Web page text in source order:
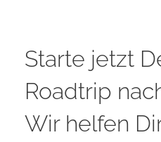
Starte jetzt
Roadtrip
Wir helfen